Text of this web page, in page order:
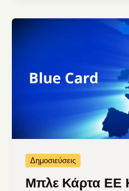
Δημοσιεύσεις
Μπλε Κάρτα ΕΕ